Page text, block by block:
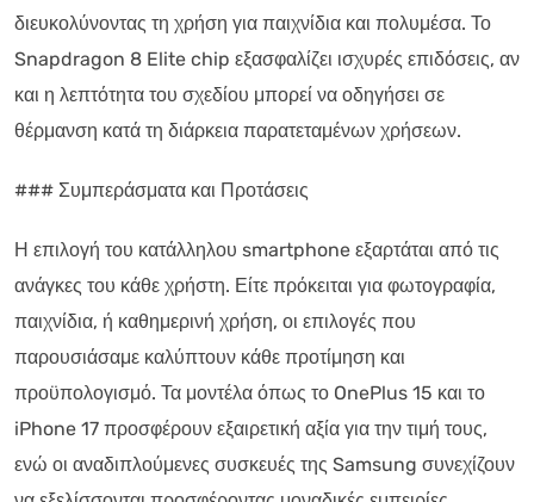
διευκολύνοντας τη χρήση για παιχνίδια και πολυμέσα. Το
Snapdragon 8 Elite chip εξασφαλίζει ισχυρές επιδόσεις, αν
και η λεπτότητα του σχεδίου μπορεί να οδηγήσει σε
θέρμανση κατά τη διάρκεια παρατεταμένων χρήσεων.
### Συμπεράσματα και Προτάσεις
Η επιλογή του κατάλληλου smartphone εξαρτάται από τις
ανάγκες του κάθε χρήστη. Είτε πρόκειται για φωτογραφία,
παιχνίδια, ή καθημερινή χρήση, οι επιλογές που
παρουσιάσαμε καλύπτουν κάθε προτίμηση και
προϋπολογισμό. Τα μοντέλα όπως το OnePlus 15 και το
iPhone 17 προσφέρουν εξαιρετική αξία για την τιμή τους,
ενώ οι αναδιπλούμενες συσκευές της Samsung συνεχίζουν